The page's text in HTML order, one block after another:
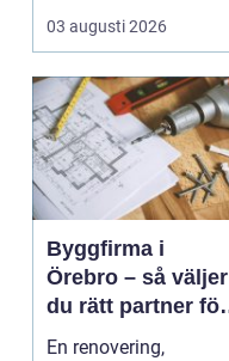
erbjuder. Gruppen ...
03 augusti 2026
Byggfirma i
Örebro – så väljer
du rätt partner för
ditt projekt
En renovering,